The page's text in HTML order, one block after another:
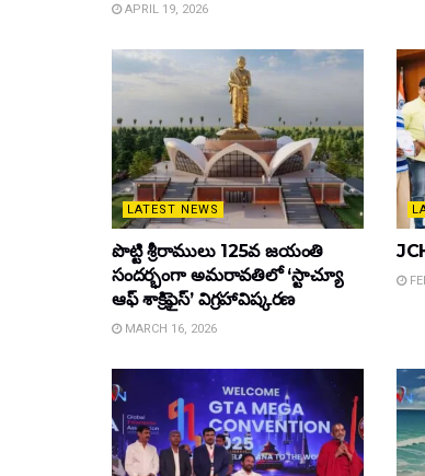
APRIL 19, 2026
LATEST NEWS
పొట్టి శ్రీరాములు 125వ జయంతి
సందర్భంగా అమరావతిలో ‘స్టాచ్యూ
ఆఫ్ శాక్రిఫైస్’ విగ్రహావిష్కరణ
MARCH 16, 2026